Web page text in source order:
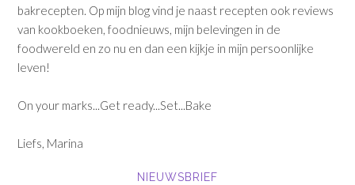
bakrecepten. Op mijn blog vind je naast recepten ook reviews
van kookboeken, foodnieuws, mijn belevingen in de
foodwereld en zo nu en dan een kijkje in mijn persoonlijke
leven!
On your marks...Get ready...Set...Bake
Liefs, Marina
NIEUWSBRIEF